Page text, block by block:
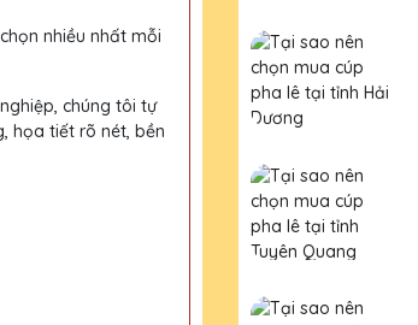
nhiều nhất mỗi
chúng tôi tự
họa tiết rõ nét, bền